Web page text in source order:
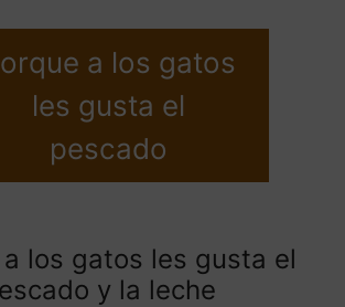
a los gatos
les gusta el
pescado
a los gatos les gusta el
y la leche